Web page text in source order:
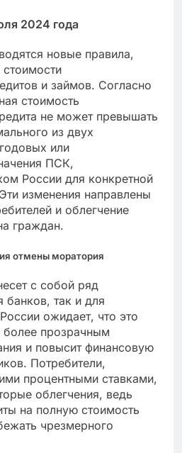
2024 года
новые правила,
и займов. Согласно
стоимость
не может превышать
из двух
или
ПСК,
России для конкретной
изменения направлены
и облегчение
граждан.
отмены моратория
с собой ряд
банков, так и для
ожидает, что это
более прозрачным
и повысит финансовую
Потребители,
процентными ставками,
облегчения, ведь
на полную стоимость
чрезмерного